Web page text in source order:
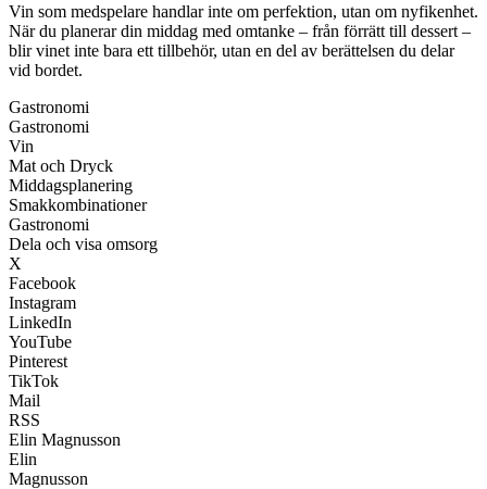
Vin som medspelare handlar inte om perfektion, utan om nyfikenhet.
När du planerar din middag med omtanke – från förrätt till dessert –
blir vinet inte bara ett tillbehör, utan en del av berättelsen du delar
vid bordet.
Gastronomi
Gastronomi
Vin
Mat och Dryck
Middagsplanering
Smakkombinationer
Gastronomi
Dela och visa omsorg
X
Facebook
Instagram
LinkedIn
YouTube
Pinterest
TikTok
Mail
RSS
Elin Magnusson
Elin
Magnusson